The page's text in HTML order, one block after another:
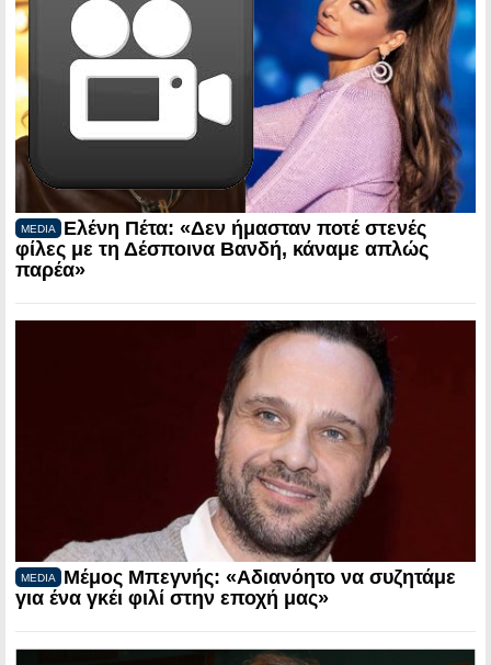
MEDIA
Ελένη Πέτα: «Δεν ήμασταν ποτέ στενές
φίλες με τη Δέσποινα Βανδή, κάναμε απλώς
παρέα»
MEDIA
Μέμος Μπεγνής: «Αδιανόητο να συζητάμε
για ένα γκέι φιλί στην εποχή μας»